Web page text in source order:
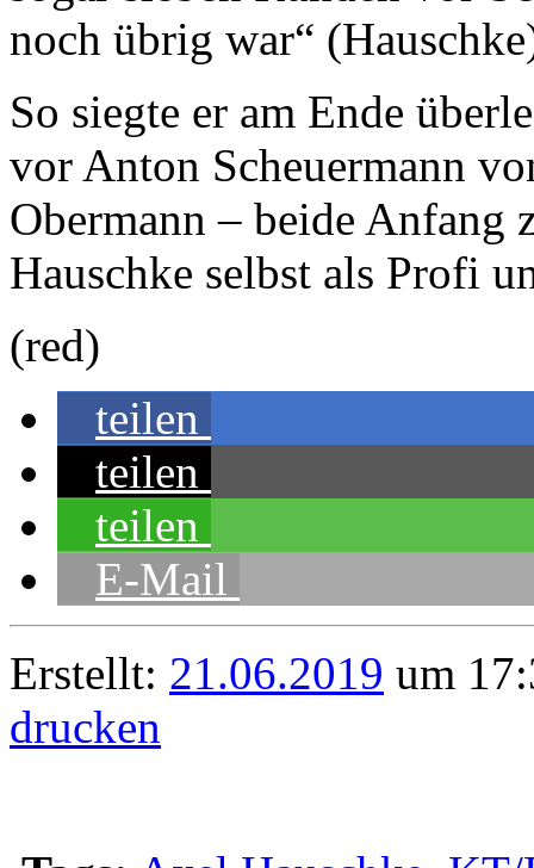
noch übrig war“
So siegte er am Ende
vor Anton Scheuermann
Obermann – beide Anfang
Hauschke selbst als Profi
(red)
teilen
teilen
teilen
E-Mail
Erstellt: 21.06.2019 um
drucken